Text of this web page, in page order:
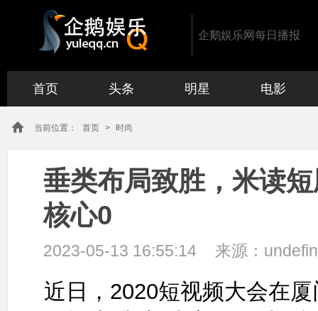
企鹅娱乐网每日播报
首页 头条 明星 电影
当前位置： 首页 > 时尚
垂类布局致胜，米读
核心0
2023-05-13 16:55:14 来源：
近日，2020短视频大会在